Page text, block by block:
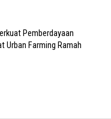
Pemberdayaan
Urban Farming Ramah